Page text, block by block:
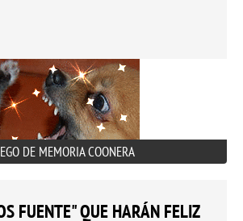
DE MEMORIA COONERA
FUENTE" QUE HARÁN FELIZ